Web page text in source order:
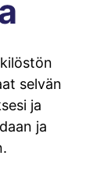
selvän
ja
ja